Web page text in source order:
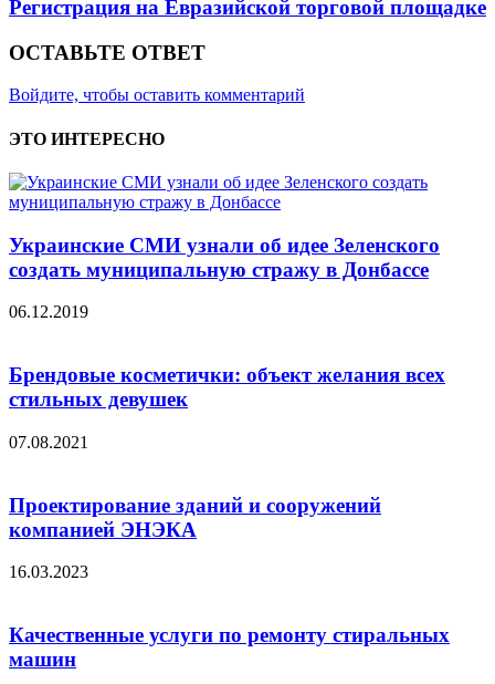
Регистрация на Евразийской торговой площадке
ОСТАВЬТЕ ОТВЕТ
Войдите, чтобы оставить комментарий
ЭТО ИНТЕРЕСНО
Украинские СМИ узнали об идее Зеленского
создать муниципальную стражу в Донбассе
06.12.2019
Брендовые косметички: объект желания всех
стильных девушек
07.08.2021
Проектирование зданий и сооружений
компанией ЭНЭКА
16.03.2023
Качественные услуги по ремонту стиральных
машин